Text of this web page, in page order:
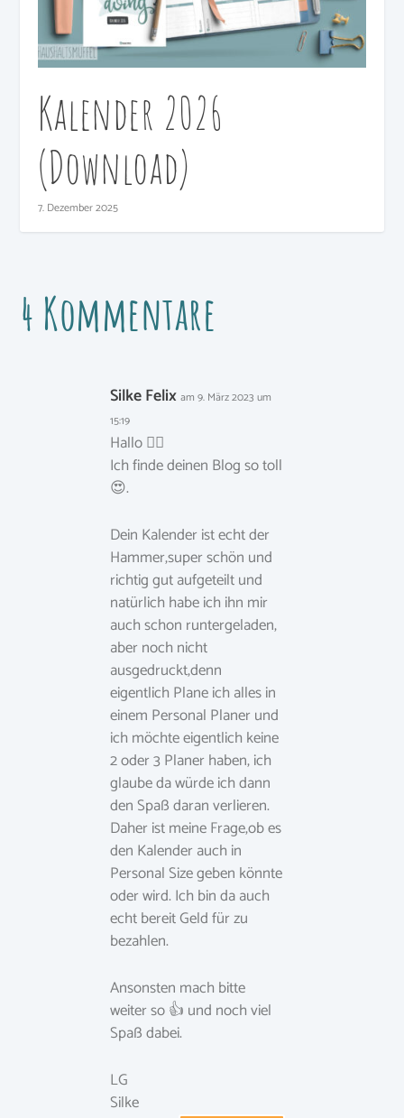
Kalender 2026
(Download)
7. Dezember 2025
4 Kommentare
Silke Felix am 9. März 2023 um
15:19
Hallo 🙋‍♀️
Ich finde deinen Blog so toll
😍.
Dein Kalender ist echt der
Hammer,super schön und
richtig gut aufgeteilt und
natürlich habe ich ihn mir
auch schon runtergeladen,
aber noch nicht
ausgedruckt,denn
eigentlich Plane ich alles in
einem Personal Planer und
ich möchte eigentlich keine
2 oder 3 Planer haben, ich
glaube da würde ich dann
den Spaß daran verlieren.
Daher ist meine Frage,ob es
den Kalender auch in
Personal Size geben könnte
oder wird. Ich bin da auch
echt bereit Geld für zu
bezahlen.
Ansonsten mach bitte
weiter so 👍 und noch viel
Spaß dabei.
LG
Silke